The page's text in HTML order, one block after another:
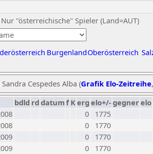
Nur "österreichische" Spieler (Land=AUT)
BurgenlandOberösterreich
Cespedes Alba (Grafik Elo-Zeitreihe,
bdld rd datumf Kerg elo+/-gegnerelo
0
1775
0
1770
0
1770
0
1770